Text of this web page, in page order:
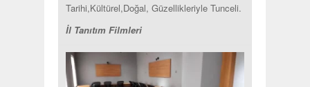
Tarihi,Kültürel,Doğal, Güzellikleriyle Tunceli.
İl Tanıtım Filmleri